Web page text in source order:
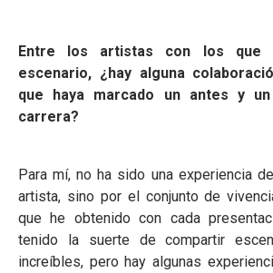
Entre los artistas con los que
escenario, ¿hay alguna
que haya marcado un antes y
carrera?
Para mí, no ha sido una experiencia
artista, sino por el conjunto de
que he obtenido con cada
tenido la suerte de compartir
increíbles, pero hay algunas